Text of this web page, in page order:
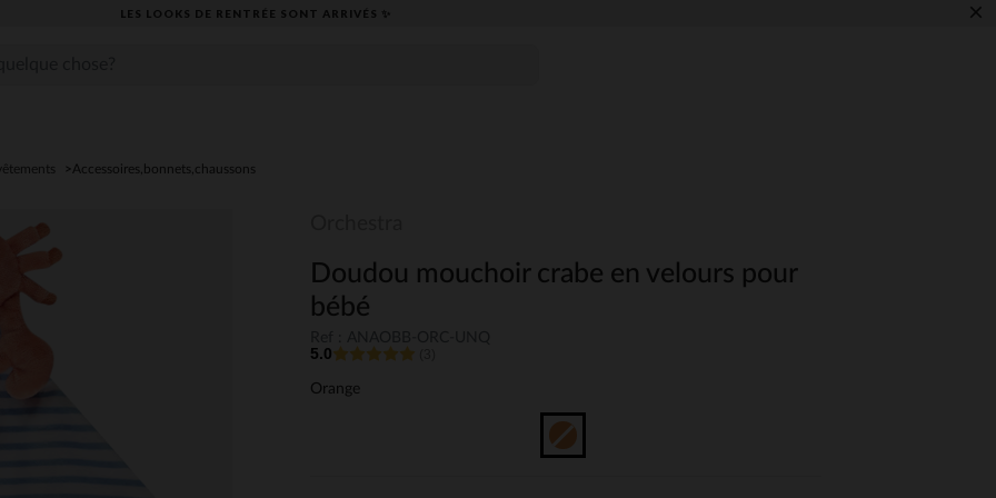
LES LOOKS DE RENTRÉE SONT ARRIVÉS ✨ ×
Accessoires,bonnets,chaussons
Doudou mouchoir crabe en velours pour
bébé
5.0
Orange